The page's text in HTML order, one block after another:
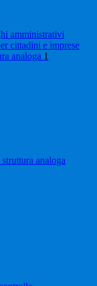
amministrativi
cittadini e imprese
analoga 1
analoga